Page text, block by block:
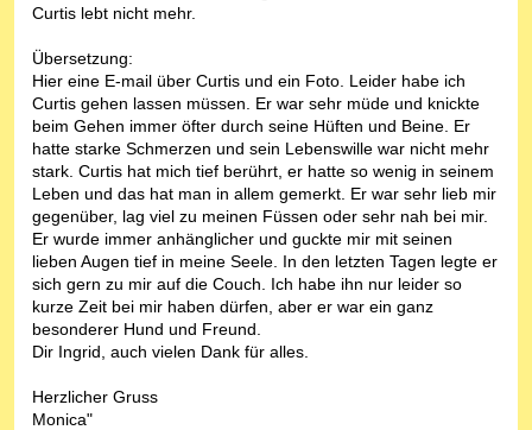
Curtis lebt nicht mehr.
Übersetzung:
Hier eine E-mail über Curtis und ein Foto. Leider habe ich
Curtis gehen lassen müssen. Er war sehr müde und knickte
beim Gehen immer öfter durch seine Hüften und Beine. Er
hatte starke Schmerzen und sein Lebenswille war nicht mehr
stark. Curtis hat mich tief berührt, er hatte so wenig in seinem
Leben und das hat man in allem gemerkt. Er war sehr lieb mir
gegenüber, lag viel zu meinen Füssen oder sehr nah bei mir.
Er wurde immer anhänglicher und guckte mir mit seinen
lieben Augen tief in meine Seele. In den letzten Tagen legte er
sich gern zu mir auf die Couch. Ich habe ihn nur leider so
kurze Zeit bei mir haben dürfen, aber er war ein ganz
besonderer Hund und Freund.
Dir Ingrid, auch vielen Dank für alles.
Herzlicher Gruss
Monica"